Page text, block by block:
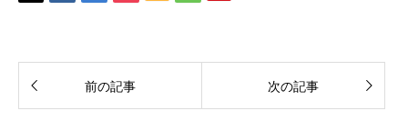
前の記事 次の記事